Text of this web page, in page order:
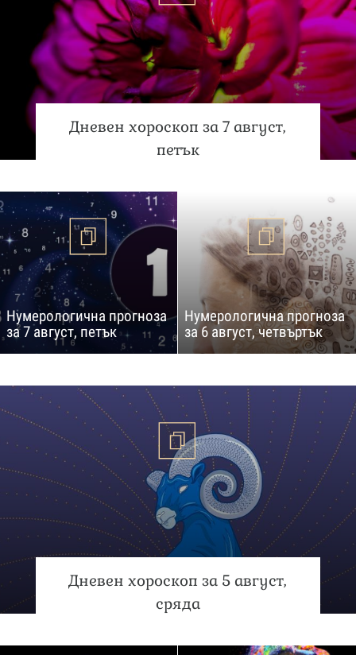
Дневен хороскоп за 7 август,
петък
Нумерологична прогноза
за 7 август, петък
Нумерологична прогноза
за 6 август, четвъртък
Дневен хороскоп за 5 август,
сряда